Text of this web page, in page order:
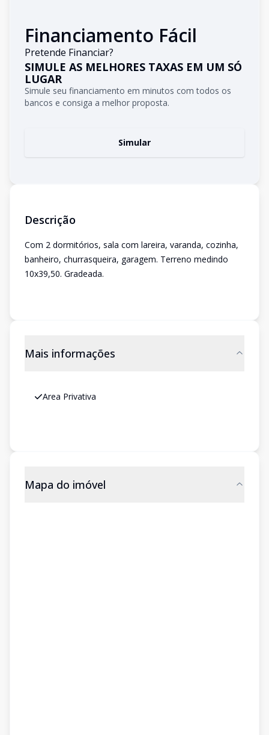
Financiamento Fácil
Pretende Financiar?
SIMULE AS MELHORES TAXAS EM UM SÓ
LUGAR
Simule seu financiamento em minutos com todos os
bancos e consiga a melhor proposta.
Simular
Descrição
Com 2 dormitórios, sala com lareira, varanda, cozinha,
banheiro, churrasqueira, garagem. Terreno medindo
10x39,50. Gradeada.
Mais informações
Area Privativa
Mapa do imóvel